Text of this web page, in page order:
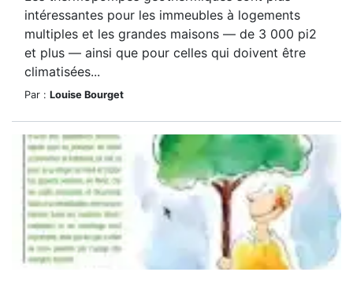
intéressantes pour les immeubles à logements
multiples et les grandes maisons — de 3 000 pi2
et plus — ainsi que pour celles qui doivent être
climatisées...
Par : Louise Bourget